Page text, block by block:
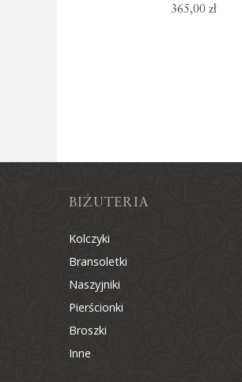
365,00 zł
BIŻUTERIA
Kolczyki
Bransoletki
Naszyjniki
Pierścionki
Broszki
Inne